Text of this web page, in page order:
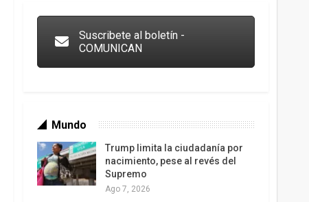
Suscribete al boletín -
COMUNICAN
Mundo
Trump limita la ciudadanía por
nacimiento, pese al revés del
Supremo
Ago 7, 2026